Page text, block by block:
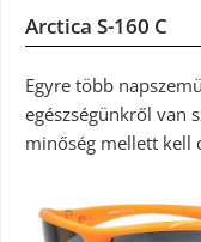
Arctica S-160 C
Egyre több
egészségünkről van
minőség mellett kell